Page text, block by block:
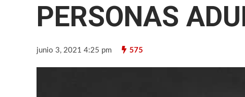
PERSONAS
junio 3, 2021 4:25 pm 575